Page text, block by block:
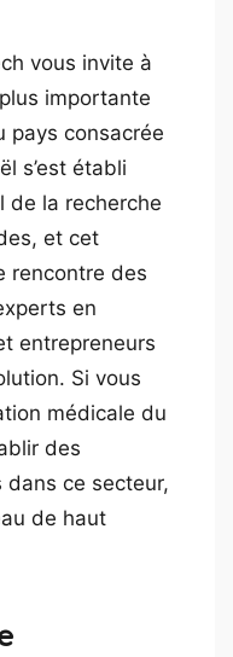
vous invite à
importante
pays consacrée
s’est établi
de la recherche
et cet
rencontre des
en
entrepreneurs
Si vous
médicale du
des
dans ce secteur,
de haut